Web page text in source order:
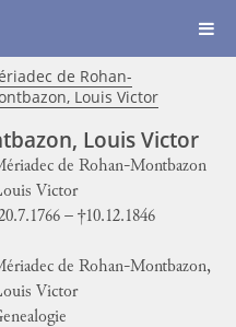
de Rohan-
Louis Victor
Louis Victor
de Rohan-Montbazon
Victor
– †10.12.1846
de Rohan-Montbazon,
Victor